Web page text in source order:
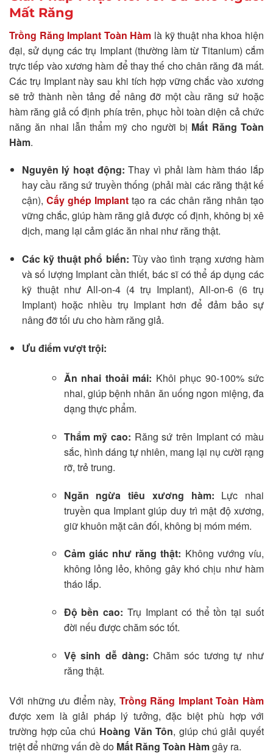
Mất Răng
Trồng Răng Implant Toàn Hàm là kỹ thuật nha khoa hiện
đại, sử dụng các trụ Implant (thường làm từ Titanium) cắm
trực tiếp vào xương hàm để thay thế cho chân răng đã mất.
Các trụ Implant này sau khi tích hợp vững chắc vào xương
sẽ trở thành nền tảng để nâng đỡ một cầu răng sứ hoặc
hàm răng giả cố định phía trên, phục hồi toàn diện cả chức
năng ăn nhai lẫn thẩm mỹ cho người bị Mất Răng Toàn
Hàm.
Nguyên lý hoạt động: Thay vì phải làm hàm tháo lắp
hay cầu răng sứ truyền thống (phải mài các răng thật kế
cận), Cấy ghép Implant tạo ra các chân răng nhân tạo
vững chắc, giúp hàm răng giả được cố định, không bị xê
dịch, mang lại cảm giác ăn nhai như răng thật.
Các kỹ thuật phổ biến: Tùy vào tình trạng xương hàm
và số lượng Implant cần thiết, bác sĩ có thể áp dụng các
kỹ thuật như All-on-4 (4 trụ Implant), All-on-6 (6 trụ
Implant) hoặc nhiều trụ Implant hơn để đảm bảo sự
nâng đỡ tối ưu cho hàm răng giả.
Ưu điểm vượt trội:
Ăn nhai thoải mái: Khôi phục 90-100% sức
nhai, giúp bệnh nhân ăn uống ngon miệng, đa
dạng thực phẩm.
Thẩm mỹ cao: Răng sứ trên Implant có màu
sắc, hình dáng tự nhiên, mang lại nụ cười rạng
rỡ, trẻ trung.
Ngăn ngừa tiêu xương hàm: Lực nhai
truyền qua Implant giúp duy trì mật độ xương,
giữ khuôn mặt cân đối, không bị móm mém.
Cảm giác như răng thật: Không vướng víu,
không lỏng lẻo, không gây khó chịu như hàm
tháo lắp.
Độ bền cao: Trụ Implant có thể tồn tại suốt
đời nếu được chăm sóc tốt.
Vệ sinh dễ dàng: Chăm sóc tương tự như
răng thật.
Với những ưu điểm này, Trồng Răng Implant Toàn Hàm
được xem là giải pháp lý tưởng, đặc biệt phù hợp với
trường hợp của chú Hoàng Văn Tôn, giúp chú giải quyết
triệt để những vấn đề do Mất Răng Toàn Hàmgây ra.